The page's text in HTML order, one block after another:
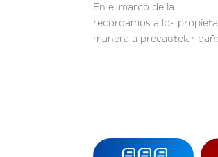
En el marco de
recordamos a los
manera a precautelar